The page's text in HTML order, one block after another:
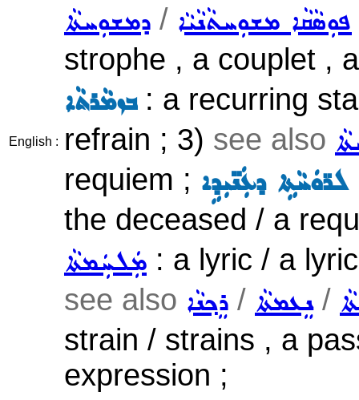
English :
ܕܡܫܘܼܚܬܵܐ / ܦܘܼܣܵܩܵܐ ܡܫܘܼܚܬܵܢܵܝܵܐ
strophe , a couplet ,
ܒܙܡܵܪܬܵܐ: a recurring
refrain ; 3) see also
requiem ; ܠܪ̈ܘܿܚܵܬܹܐ ܕܥܲܢ̈ܝܼܕܹܐ
the deceased / a
ܡܲܠܚܲܡܬܵܐ : a lyric / a
see also ܪܸܟ݂ܢܵܐ / ܢܸܥܡܬܵܐ/
strain / strains , a
expression ;